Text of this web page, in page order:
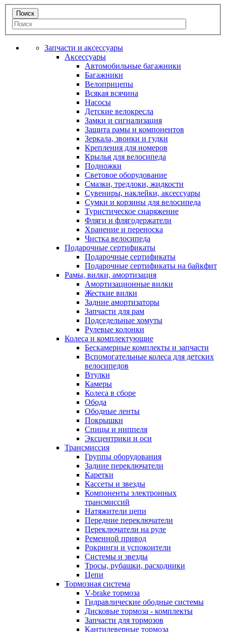
Запчасти и аксессуары
Аксессуары
Автомобильные багажники
Багажники
Велоприцепы
Всякая всячина
Насосы
Детские велокресла
Замки и сигнализация
Защита рамы и компонентов
Зеркала, звонки и гудки
Крепления для номеров
Крылья для велосипеда
Подножки
Световое оборудование
Смазки, тредлоки, жидкости
Сувениры, наклейки, аксессуары
Сумки и корзины для велосипеда
Туристическое снаряжение
Фляги и флягодержатели
Хранение и переноска
Чистка велосипеда
Подарочные сертификаты
Подарочные сертификаты
Подарочные сертификаты на байкфит
Рамы, вилки, амортизация
Амортизационные вилки
Жесткие вилки
Задние амортизаторы
Запчасти для рам
Подседельные хомуты
Рулевые колонки
Колеса и комплектующие
Бескамерные комплекты и запчасти
Вспомогательные колеса для детских
велосипедов
Втулки
Камеры
Колеса в сборе
Обода
Ободные ленты
Покрышки
Спицы и ниппеля
Эксцентрики и оси
Трансмиссия
Группы оборудования
Задние переключатели
Каретки
Кассеты и звезды
Компоненты электронных
трансмиссий
Натяжители цепи
Передние переключатели
Переключатели на руле
Ременной привод
Рокринги и успокоители
Системы и звезды
Тросы, рубашки, расходники
Цепи
Тормозная система
V-brake тормоза
Гидравлические ободные системы
Дисковые тормоза - комплекты
Запчасти для тормозов
Кантилеверные тормоза